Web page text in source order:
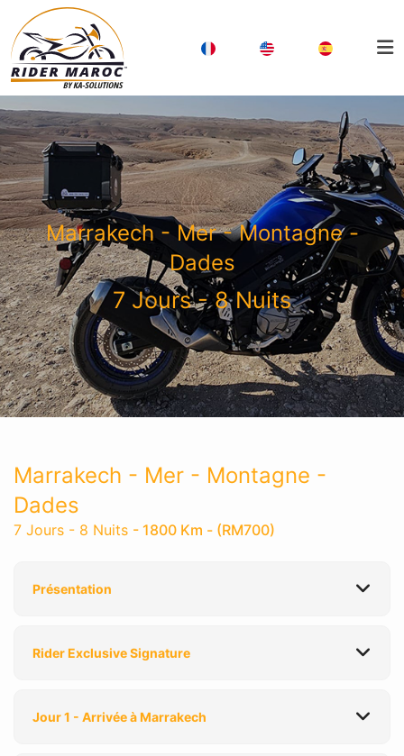
Marrakech - Mer - Montagne -
Dades
7 Jours - 8 Nuits
Marrakech - Mer - Montagne -
Dades
7 Jours - 8 Nuits - 1800 Km - (RM700)
Présentation
Rider Exclusive Signature
Jour 1 - Arrivée à Marrakech